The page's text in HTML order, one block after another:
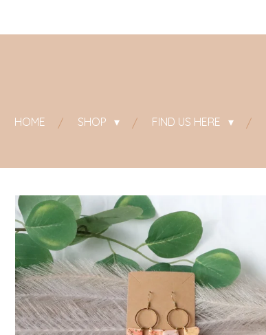
HOME SHOP FIND US HERE